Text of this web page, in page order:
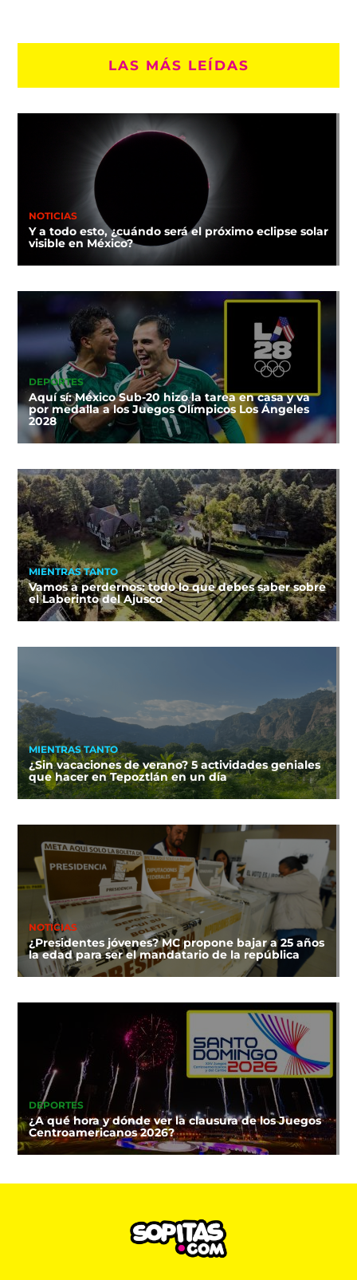
LAS MÁS LEÍDAS
NOTICIAS
Y a todo esto, ¿cuándo será el próximo eclipse solar
visible en México?
DEPORTES
Aquí sí: México Sub-20 hizo la tarea en casa y va
por medalla a los Juegos Olímpicos Los Ángeles
2028
MIENTRAS TANTO
Vamos a perdernos: todo lo que debes saber sobre
el Laberinto del Ajusco
MIENTRAS TANTO
¿Sin vacaciones de verano? 5 actividades geniales
que hacer en Tepoztlán en un día
NOTICIAS
¿Presidentes jóvenes? MC propone bajar a 25 años
la edad para ser el mandatario de la república
DEPORTES
¿A qué hora y dónde ver la clausura de los Juegos
Centroamericanos 2026?